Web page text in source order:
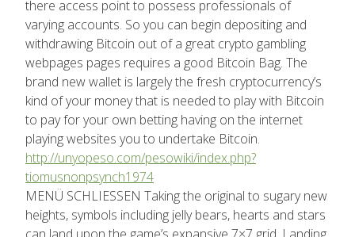
there access point to possess professionals of
varying accounts. So you can begin depositing and
withdrawing Bitcoin out of a great crypto gambling
webpages pages requires a good Bitcoin Bag. The
brand new wallet is largely the fresh cryptocurrency’s
kind of your money that is needed to play with Bitcoin
to pay for your own betting having on the internet
playing websites you to undertake Bitcoin.
http://unyopeso.com/pesowiki/index.php?
tiomusnonpsynch1974
MENÜ SCHLIESSEN Taking the original to sugary new
heights, symbols including jelly bears, hearts and stars